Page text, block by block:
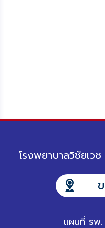
โรงพยาบาลวิชัยเว
แผนที่ รพ.